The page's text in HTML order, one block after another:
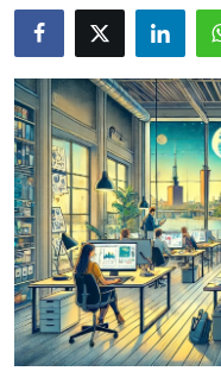
News Network
Submit Press Release
Health
Guest Posting
Advertise with US
Crypto